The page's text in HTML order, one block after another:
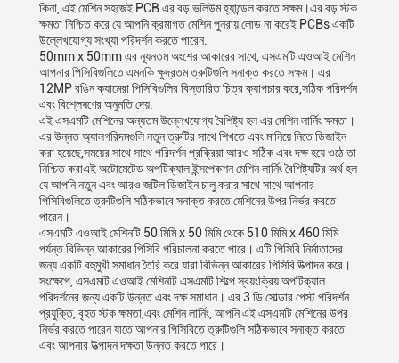
কিনা, এই মেশিন সহজেই PCB এর বড় ভলিউম হ্যান্ডেল করতে সক্ষম।এর বড় স্টক
ক্ষমতা নিশ্চিত করে যে আপনি ক্রমাগত মেশিন পুনরায় লোড না করেই PCBs একটি
উল্লেখযোগ্য সংখ্যা পরিদর্শন করতে পারেন.
50mm x 50mm এর ন্যূনতম অংশের আকারের সাথে, এসএমটি এওআই মেশিন
আপনার পিসিবিগুলিতে এমনকি ক্ষুদ্রতম ত্রুটিগুলি সনাক্ত করতে সক্ষম। এর
12MP রঙিন ক্যামেরা পিসিবিগুলির বিস্তারিত চিত্র ক্যাপচার করে,সঠিক পরিদর্শন
এবং বিশ্লেষণের অনুমতি দেয়.
এই এসএমটি মেশিনের অন্যতম উল্লেখযোগ্য বৈশিষ্ট্য হল এর মেশিন লার্নিং ক্ষমতা।
এর উন্নত অ্যালগরিদমগুলি নতুন ত্রুটির সাথে শিখতে এবং মানিয়ে নিতে ডিজাইন
করা হয়েছে,সময়ের সাথে সাথে পরিদর্শন প্রক্রিয়া আরও সঠিক এবং দক্ষ হয়ে ওঠে তা
নিশ্চিত করাএই অটোমেটেড অপটিক্যাল ইন্সপেকশন মেশিন লার্নিং বৈশিষ্ট্যটির অর্থ হল
যে আপনি নতুন এবং আরও জটিল ডিজাইন চালু করার সাথে সাথে আপনার
পিসিবিগুলিতে ত্রুটিগুলি সঠিকভাবে সনাক্ত করতে মেশিনের উপর নির্ভর করতে
পারেন।
এসএমটি এওআই মেশিনটি 50 মিমি x 50 মিমি থেকে 510 মিমি x 460 মিমি
পর্যন্ত বিভিন্ন আকারের পিসিবি পরিচালনা করতে পারে। এটি পিসিবি নির্মাতাদের
জন্য একটি বহুমুখী সমাধান তৈরি করে যারা বিভিন্ন আকারের পিসিবি উত্পাদন করে।
সংক্ষেপে, এসএমটি এওআই মেশিনটি এসএমটি শিল্পে স্বয়ংক্রিয় অপটিক্যাল
পরিদর্শনের জন্য একটি উন্নত এবং দক্ষ সমাধান। এর 3 ডি সোল্ডার পেস্ট পরিদর্শন
প্রযুক্তি, বৃহত স্টক ক্ষমতা,এবং মেশিন লার্নিং, আপনি এই এসএমটি মেশিনের উপর
নির্ভর করতে পারেন যাতে আপনার পিসিবিতে ত্রুটিগুলি সঠিকভাবে সনাক্ত করতে
এবং আপনার উত্পাদন দক্ষতা উন্নত করতে পারে।